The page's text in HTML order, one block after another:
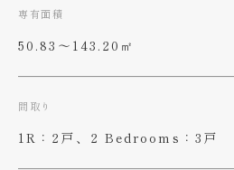
専有面積
50.83〜143.20㎡
間取り
1R：2戸、2 Bedrooms：3戸